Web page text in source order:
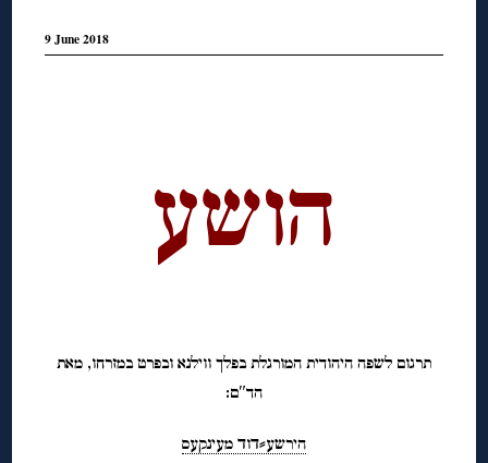
9 June 2018
הושע
תרגום לשפה היהודית המורגלת בפלך ווילנא ובפרט במזרחו, מאת
הד″ם:
הירשע⸗ﬢוﬢ מעינקעס